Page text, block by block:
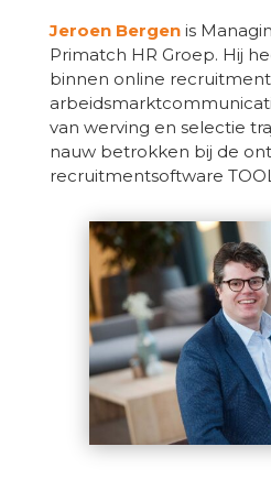
Jeroen Bergen is
Primatch HR Groep. Hij
binnen online
van werving en selectie
nauw betrokken bij de
recruitmentsoftware